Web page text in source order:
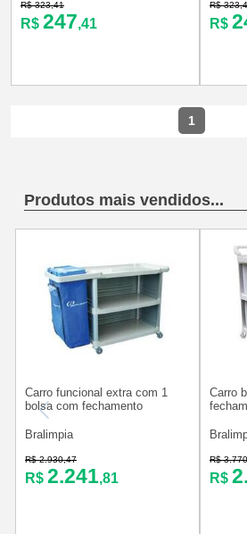
R$ 323,41
R$ 247,41
R$
R$
1
Produtos mais vendidos...
Carro funcional extra com 1
bolsa com fechamento
Bralimpia
R$ 2.930,47
R$ 2.241,81
Carro
R$
R$